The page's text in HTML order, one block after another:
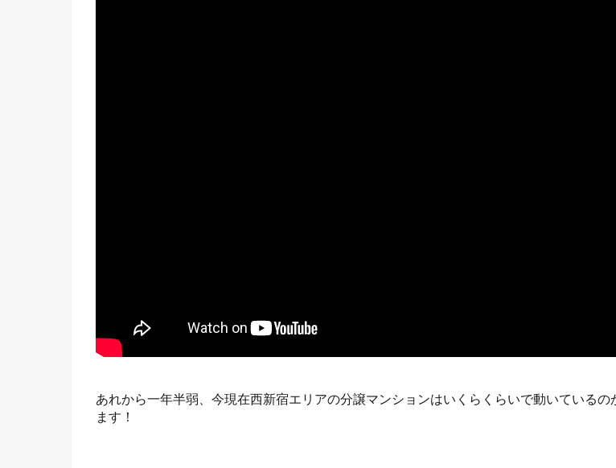
あれから一年半弱、今現在西新宿エリアの分譲マンションはいくらくらいで動いているの
ます！